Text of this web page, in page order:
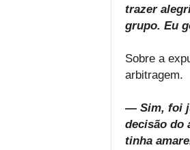
trazer
grupo. Eu
Sobre a
arbitragem.
— Sim, foi
decisão do
tinha